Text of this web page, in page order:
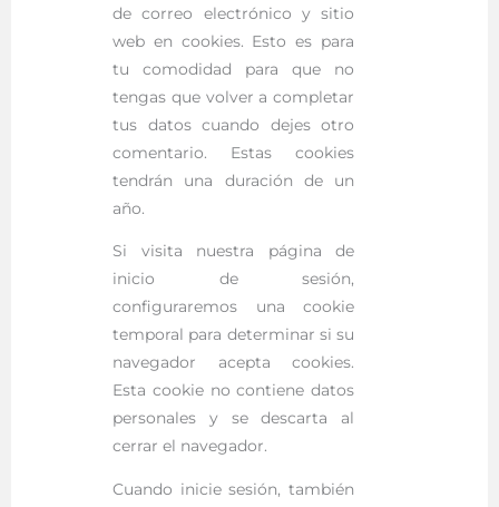
de correo electrónico y sitio
web en cookies. Esto es para
tu comodidad para que no
tengas que volver a completar
tus datos cuando dejes otro
comentario. Estas cookies
tendrán una duración de un
año.
Si visita nuestra página de
inicio de sesión,
configuraremos una cookie
temporal para determinar si su
navegador acepta cookies.
Esta cookie no contiene datos
personales y se descarta al
cerrar el navegador.
Cuando inicie sesión, también